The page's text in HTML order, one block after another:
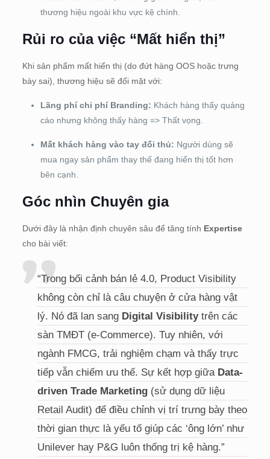
thương hiệu ngoài khu vực kệ chính.
Rủi ro của việc “Mất hiển thị”
Khi sản phẩm mất hiển thị (do đứt hàng OOS hoặc trưng
bày sai), thương hiệu sẽ đối mặt với:
Lãng phí chi phí Branding: Khách hàng thấy quảng
cáo nhưng không thấy hàng => Thất vọng.
Mất khách hàng vào tay đối thủ: Người dùng sẽ
mua ngay sản phẩm thay thế đang hiển thị tốt hơn
bên cạnh.
Góc nhìn Chuyên gia
Dưới đây là nhận định chuyên sâu để tăng tính Expertise
cho bài viết:
“Trong bối cảnh bán lẻ 4.0, Product Visibility
không còn chỉ là câu chuyện ở cửa hàng vật
lý. Nó đã lan sang Digital Visibilitytrên các
sàn TMĐT (e-Commerce). Tuy nhiên, với
ngành FMCG, trải nghiệm chạm và thấy trực
tiếp vẫn chiếm ưu thế. Sự kết hợp giữa Data-
driven Trade Marketing(sử dụng dữ liệu
Retail Audit) để điều chỉnh vị trí trưng bày theo
thời gian thực là yếu tố giúp các ‘ông lớn’ như
Unilever hay P&G luôn thống trị kệ hàng.”